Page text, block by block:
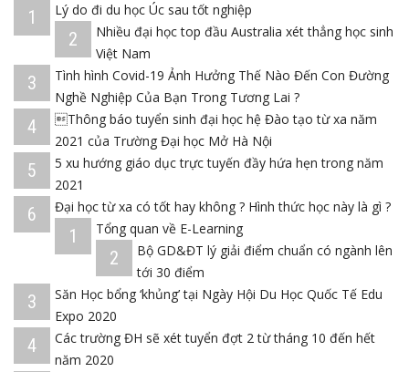
1 Lý do đi du học Úc sau tốt nghiệp
2
Nhiều đại học top đầu Australia xét thẳng học sinh
Việt Nam
3
Tình hình Covid-19 Ảnh Hưởng Thế Nào Đến Con Đường
Nghề Nghiệp Của Bạn Trong Tương Lai ?
4
Thông báo tuyển sinh đại học hệ Đào tạo từ xa năm
2021 của Trường Đại học Mở Hà Nội
5
5 xu hướng giáo dục trực tuyến đầy hứa hẹn trong năm
2021
6 Đại học từ xa có tốt hay không ? Hình thức học này là gì ?
1 Tổng quan về E-Learning
2
Bộ GD&ĐT lý giải điểm chuẩn có ngành lên
tới 30 điểm
3
Săn Học bổng ‘khủng’ tại Ngày Hội Du Học Quốc Tế Edu
Expo 2020
4
Các trường ĐH sẽ xét tuyển đợt 2 từ tháng 10 đến hết
năm 2020